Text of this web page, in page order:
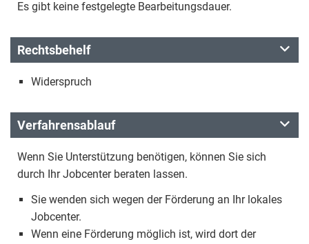
Es gibt keine festgelegte Bearbeitungsdauer.
Rechtsbehelf
Widerspruch
Verfahrensablauf
Wenn Sie Unterstützung benötigen, können Sie sich
durch Ihr Jobcenter beraten lassen.
Sie wenden sich wegen der Förderung an Ihr lokales
Jobcenter.
Wenn eine Förderung möglich ist, wird dort der